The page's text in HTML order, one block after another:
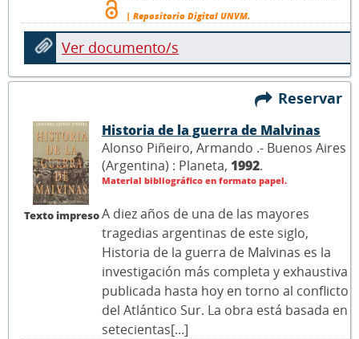
| Repositorio Digital UNVM.
Ver documento/s
Reservar
Texto impreso
Historia de la guerra de Malvinas
Alonso Piñeiro, Armando .- Buenos Aires
(Argentina) : Planeta, 1992.
Material bibliográfico en formato papel.
A diez años de una de las mayores
tragedias argentinas de este siglo,
Historia de la guerra de Malvinas es la
investigación más completa y exhaustiva
publicada hasta hoy en torno al conflicto
del Atlántico Sur. La obra está basada en
setecientas[...]